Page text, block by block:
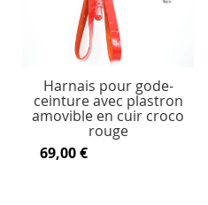
Harnais pour gode-
ceinture avec plastron
amovible en cuir croco
rouge
69,00 €